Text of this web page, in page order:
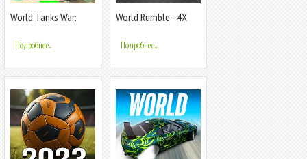
World Tanks War:
Подробнее...
World Rumble - 4X
Подробнее...